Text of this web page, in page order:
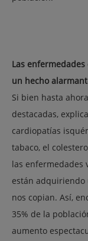
Las
un hecho
Si bien hasta
destacadas,
cardiopatías
tabaco, el
las enfermedades
están adquiriendo
nos copian. Así,
35% de la
aumento